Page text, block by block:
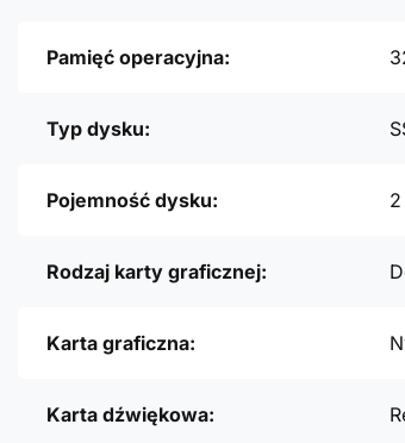
Pamięć operacyjna:
Typ dysku:
Pojemność dysku:
Rodzaj karty graficznej:
Karta graficzna:
Karta dźwiękowa: